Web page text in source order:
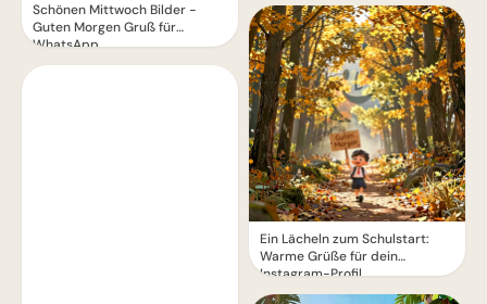
Schönen Mittwoch Bilder -
Guten Morgen Gruß für
WhatsApp
Ein Lächeln zum Schulstart:
Warme Grüße für dein
Instagram-Profil